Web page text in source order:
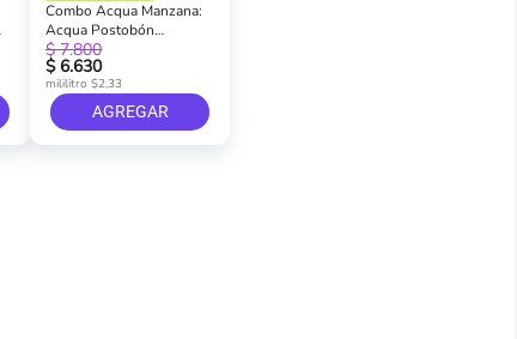
Combo Acqua Manzana:
Acqua Postobón
Manzana 1.5 L x 2 und
$ 6.630
$ 7.800
mililitro $2,33
AGREGAR